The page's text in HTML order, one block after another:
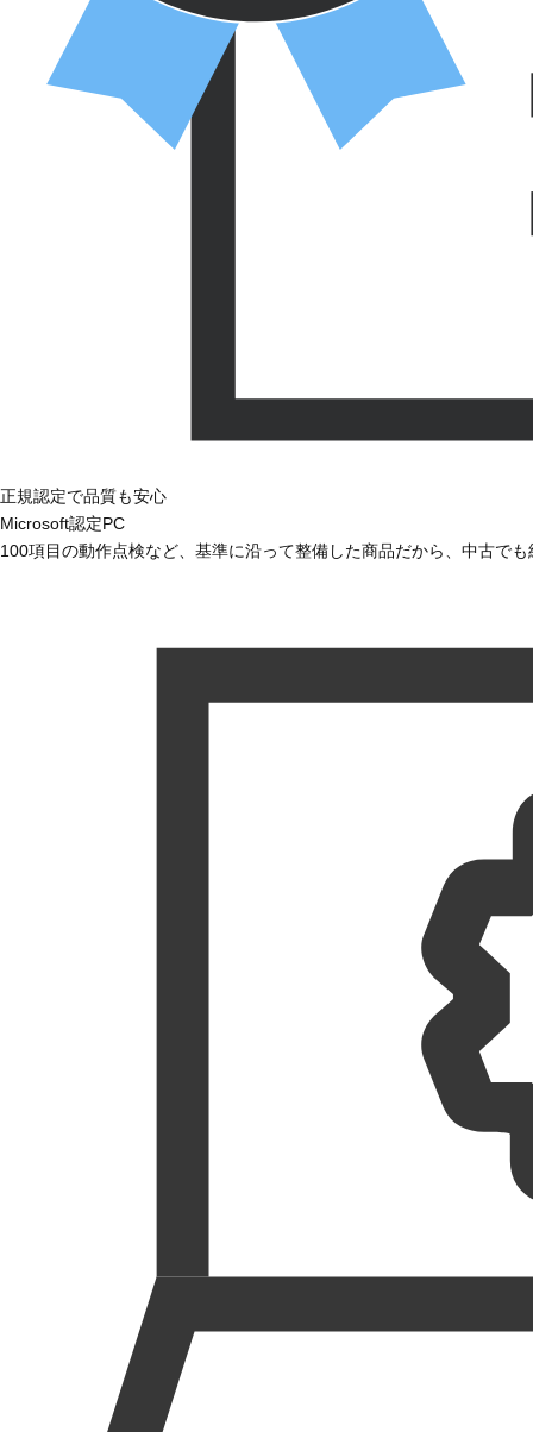
正規認定で品質も安心
Microsoft認定PC
100項目の動作点検など、基準に沿って整備した商品だから、中古で